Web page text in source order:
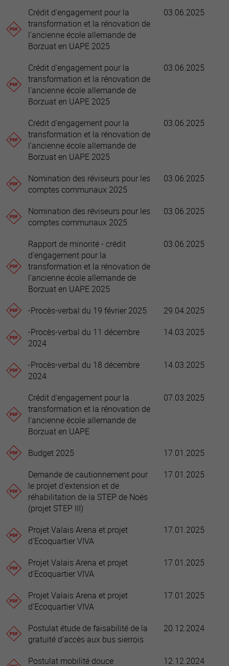
Crédit d'engagement pour la
transformation et la rénovation de
l'ancienne école allemande de
Borzuat en UAPE 2025
03.06.2025
Crédit d'engagement pour la
transformation et la rénovation de
l'ancienne école allemande de
Borzuat en UAPE 2025
03.06.2025
Crédit d'engagement pour la
transformation et la rénovation de
l'ancienne école allemande de
Borzuat en UAPE 2025
03.06.2025
Nomination des réviseurs pour les
comptes communaux 2025
03.06.2025
Nomination des réviseurs pour les
comptes communaux 2025
03.06.2025
Rapport de minorité - crédit
d'engagement pour la
transformation et la rénovation de
l'ancienne école allemande de
Borzuat en UAPE 2025
03.06.2025
-Procès-verbal du 19 février 2025
29.04.2025
-Procès-verbal du 11 décembre
2024
14.03.2025
-Procès-verbal du 18 décembre
2024
14.03.2025
Crédit d'engagement pour la
transformation et la rénovation de
l'ancienne école allemande de
Borzuat en UAPE
07.03.2025
Budget 2025
17.01.2025
Demande de cautionnement pour
le projet d'extension et de
réhabilitation de la STEP de Noës
(projet STEP III)
17.01.2025
Projet Valais Arena et projet
d'Ecoquartier VIVA
17.01.2025
Projet Valais Arena et projet
d'Ecoquartier VIVA
17.01.2025
Projet Valais Arena et projet
d'Ecoquartier VIVA
17.01.2025
Postulat étude de faisabilité de la
gratuité d'accès aux bus sierrois
20.12.2024
Postulat mobilité douce 12.12.2024